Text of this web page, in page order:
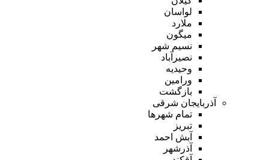
لواسان
ملارد
میگون
نسیم شهر
نصیرآباد
وحیدیه
ورامین
بازگشت
آذربایجان شرقی
تمام شهر‌ها
تبریز
آبش احمد
آذرشهر